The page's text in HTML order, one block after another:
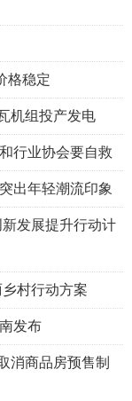
格稳定
机组投产发电
行业协会要自救
出年轻潮流印象
发展提升行动计
村行动方案
发布
消商品房预售制